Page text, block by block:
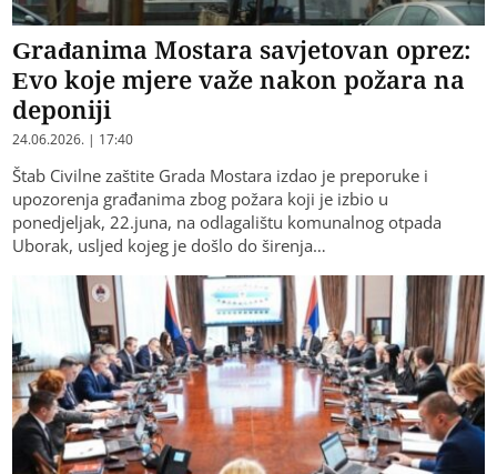
Građanima Mostara savjetovan oprez:
Evo koje mjere važe nakon požara na
deponiji
24.06.2026. | 17:40
Štab Civilne zaštite Grada Mostara izdao je preporuke i
upozorenja građanima zbog požara koji je izbio u
ponedjeljak, 22.juna, na odlagalištu komunalnog otpada
Uborak, usljed kojeg je došlo do širenja…